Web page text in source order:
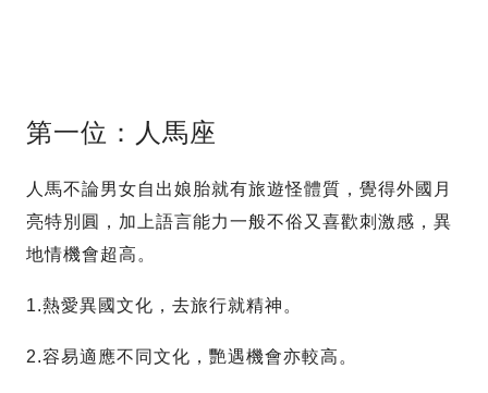
第一位：人馬座
人馬不論男女自出娘胎就有旅遊怪體質，覺得外國月
亮特別圓，加上語言能力一般不俗又喜歡刺激感，異
地情機會超高。
1.熱愛異國文化，去旅行就精神。
2.容易適應不同文化，艷遇機會亦較高。